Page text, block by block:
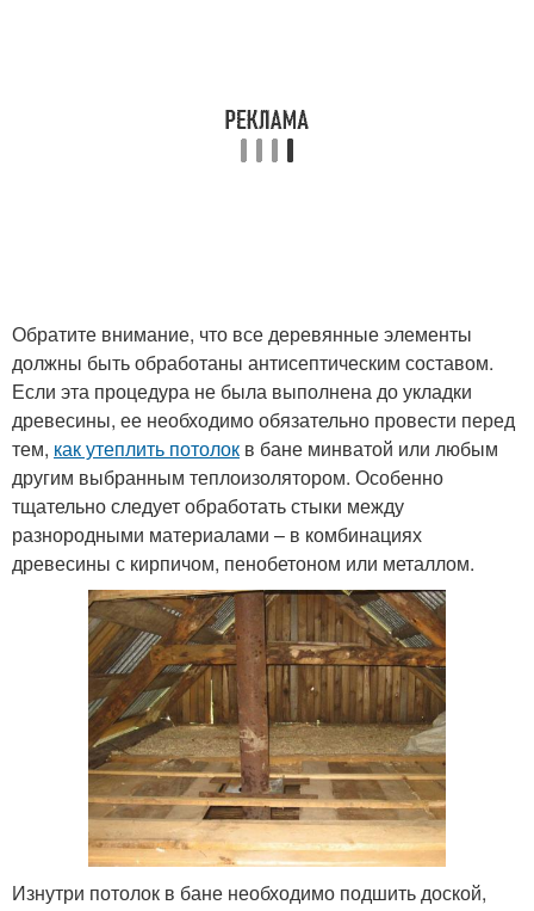
Обратите внимание, что все деревянные элементы
должны быть обработаны антисептическим составом.
Если эта процедура не была выполнена до укладки
древесины, ее необходимо обязательно провести перед
тем, как утеплить потолок в бане минватой или любым
другим выбранным теплоизолятором. Особенно
тщательно следует обработать стыки между
разнородными материалами – в комбинациях
древесины с кирпичом, пенобетоном или металлом.
Изнутри потолок в бане необходимо подшить доской,